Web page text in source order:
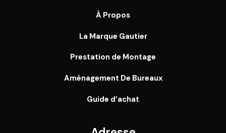
À Propos
La Marque Gautier
Prestation de Montage
Aménagement De Bureaux
Guide d’achat